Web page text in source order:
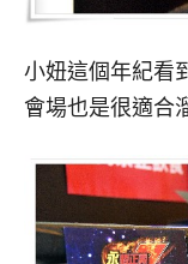
小妞這個年紀看
會場也是很適合